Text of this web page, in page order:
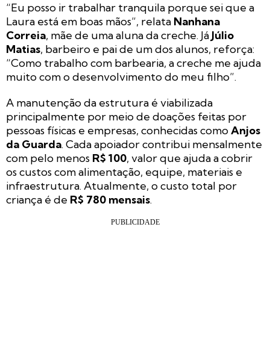
“Eu posso ir trabalhar tranquila porque sei que a
Laura está em boas mãos”, relata Nanhana
Correia, mãe de uma aluna da creche. JáJúlio
Matias, barbeiro e pai de um dos alunos, reforça:
“Como trabalho com barbearia, a creche me ajuda
muito com o desenvolvimento do meu filho”.
A manutenção da estrutura é viabilizada
principalmente por meio de doações feitas por
pessoas físicas e empresas, conhecidas comoAnjos
da Guarda. Cada apoiador contribui mensalmente
com pelo menos R$ 100, valor que ajuda a cobrir
os custos com alimentação, equipe, materiais e
infraestrutura. Atualmente, o custo total por
criança é de R$ 780 mensais.